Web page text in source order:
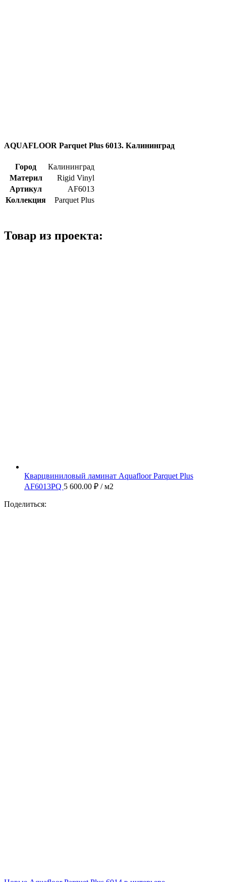
AQUAFLOOR Parquet Plus 6013. Калининград
Город
Калининград
Материл
Rigid Vinyl
Артикул
AF6013
Коллекция
Parquet Plus
Товар из проекта:
Кварцвиниловый ламинат Aquafloor Parquet Plus
AF6013PQ 5 600.00 ₽ / м2
Поделиться: